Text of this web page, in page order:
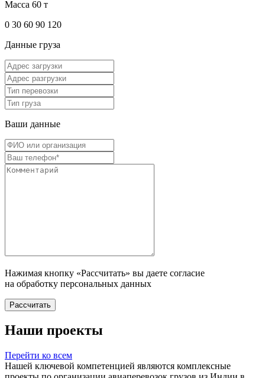
Масса 60 т
0 30 60 90 120
Данные груза
Ваши данные
Нажимая кнопку «Рассчитать» вы даете согласие
на обработку персональных данных
Рассчитать
Наши проекты
Перейти ко всем
Нашей ключевой компетенцией являются комплексные